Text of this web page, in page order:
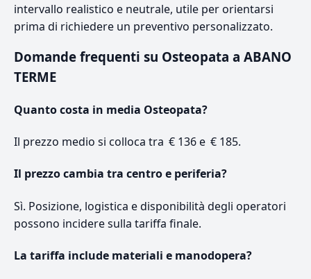
intervallo realistico e neutrale, utile per orientarsi
prima di richiedere un preventivo personalizzato.
Domande frequenti su Osteopata a ABANO
TERME
Quanto costa in media Osteopata?
Il prezzo medio si colloca tra € 136 e € 185.
Il prezzo cambia tra centro e periferia?
Sì. Posizione, logistica e disponibilità degli operatori
possono incidere sulla tariffa finale.
La tariffa include materiali e manodopera?